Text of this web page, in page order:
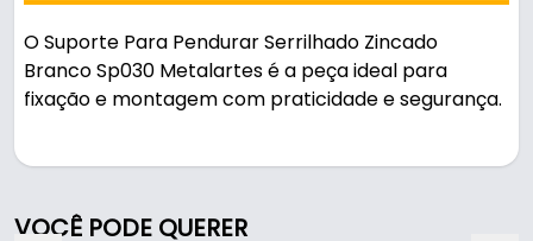
O Suporte Para Pendurar Serrilhado Zincado
Branco Sp030 Metalartes é a peça ideal para
fixação e montagem com praticidade e segurança.
VOCÊ PODE QUERER